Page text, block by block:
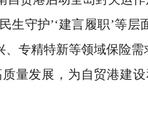
生守护’‘建言履职’等
专精特新等领域保险
量发展，为自贸港建